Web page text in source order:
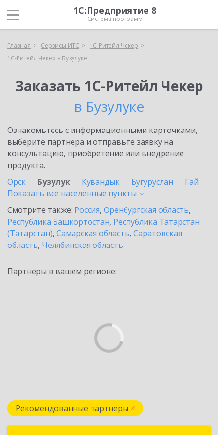
1С:Предприятие 8
Система программ
Главная Сервисы ИТС
1C-Ритейл Чекер
1C-Ритейл Чекер в Бузулуке
Заказать 1C-Ритейл Чекер
в Бузулуке
Ознакомьтесь с информационными карточками,
выберите партнёра и отправьте заявку на
консультацию, приобретение или внедрение
продукта.
Орск
Бузулук Кувандык Бугуруслан
Гай
Показать все населенные пункты
Смотрите также: Россия, Оренбургская область,
Республика Башкортостан, Республика Татарстан
(Татарстан), Самарская область, Саратовская
область, Челябинская область
Партнеры в вашем регионе:
Рекомендованные партнеры